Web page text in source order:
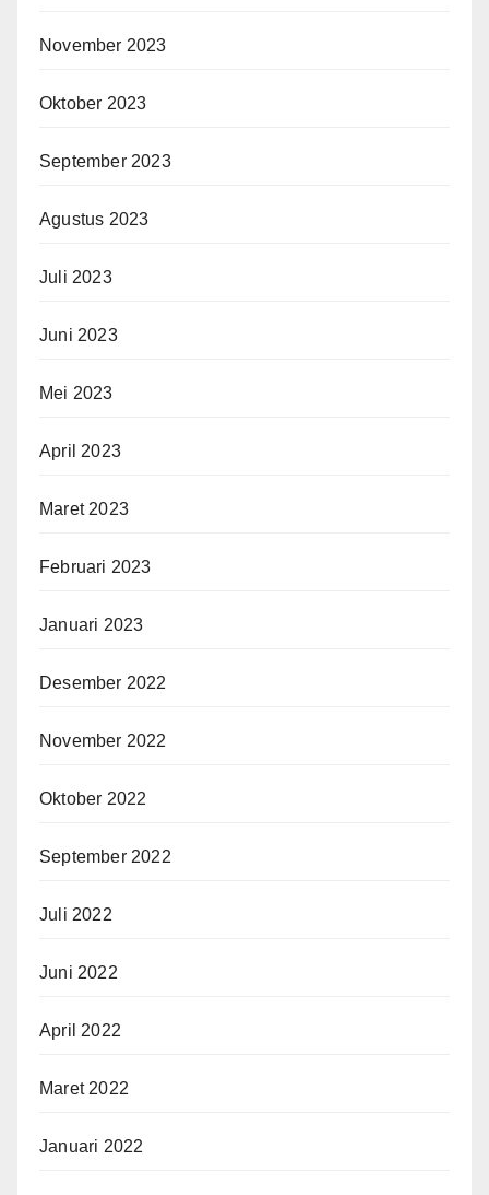
November 2023
Oktober 2023
September 2023
Agustus 2023
Juli 2023
Juni 2023
Mei 2023
April 2023
Maret 2023
Februari 2023
Januari 2023
Desember 2022
November 2022
Oktober 2022
September 2022
Juli 2022
Juni 2022
April 2022
Maret 2022
Januari 2022